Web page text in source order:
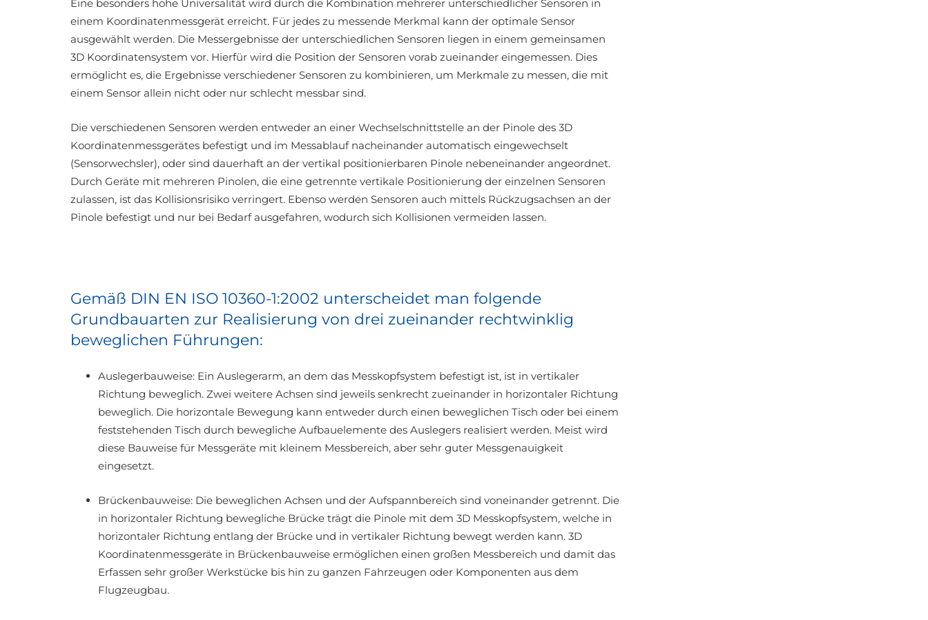
Eine besonders hohe Universalität wird durch die Kombination mehrerer unterschiedlicher Sensoren in
einem Koordinatenmessgerät erreicht. Für jedes zu messende Merkmal kann der optimale Sensor
ausgewählt werden. Die Messergebnisse der unterschiedlichen Sensoren liegen in einem gemeinsamen
3D Koordinatensystem vor. Hierfür wird die Position der Sensoren vorab zueinander eingemessen. Dies
ermöglicht es, die Ergebnisse verschiedener Sensoren zu kombinieren, um Merkmale zu messen, die mit
einem Sensor allein nicht oder nur schlecht messbar sind.
Die verschiedenen Sensoren werden entweder an einer Wechselschnittstelle an der Pinole des 3D
Koordinatenmessgerätes befestigt und im Messablauf nacheinander automatisch eingewechselt
(Sensorwechsler), oder sind dauerhaft an der vertikal positionierbaren Pinole nebeneinander angeordnet.
Durch Geräte mit mehreren Pinolen, die eine getrennte vertikale Positionierung der einzelnen Sensoren
zulassen, ist das Kollisionsrisiko verringert. Ebenso werden Sensoren auch mittels Rückzugsachsen an der
Pinole befestigt und nur bei Bedarf ausgefahren, wodurch sich Kollisionen vermeiden lassen.
Gemäß DIN EN ISO 10360-1:2002 unterscheidet man folgende
Grundbauarten zur Realisierung von drei zueinander rechtwinklig
beweglichen Führungen:
Auslegerbauweise: Ein Auslegerarm, an dem das Messkopfsystem befestigt ist, ist in vertikaler
Richtung beweglich. Zwei weitere Achsen sind jeweils senkrecht zueinander in horizontaler Richtung
beweglich. Die horizontale Bewegung kann entweder durch einen beweglichen Tisch oder bei einem
feststehenden Tisch durch bewegliche Aufbauelemente des Auslegers realisiert werden. Meist wird
diese Bauweise für Messgeräte mit kleinem Messbereich, aber sehr guter Messgenauigkeit
eingesetzt.
Brückenbauweise: Die beweglichen Achsen und der Aufspannbereich sind voneinander getrennt. Die
in horizontaler Richtung bewegliche Brücke trägt die Pinole mit dem 3D Messkopfsystem, welche in
horizontaler Richtung entlang der Brücke und in vertikaler Richtung bewegt werden kann. 3D
Koordinatenmessgeräte in Brückenbauweise ermöglichen einen großen Messbereich und damit das
Erfassen sehr großer Werkstücke bis hin zu ganzen Fahrzeugen oder Komponenten aus dem
Flugzeugbau.